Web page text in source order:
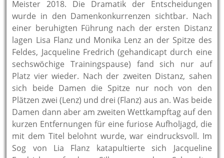
Meister 2018. Die Dramatik der Entscheidungen
wurde in den Damenkonkurrenzen sichtbar. Nach
einer beruhigten Führung nach der ersten Distanz
lagen Lisa Flanz und Monika Lenz an der Spitze des
Feldes, Jacqueline Fredrich (gehandicapt durch eine
sechswöchige Trainingspause) fand sich nur auf
Platz vier wieder. Nach der zweiten Distanz, sahen
sich beide Damen die Spitze nur noch von den
Plätzen zwei (Lenz) und drei (Flanz) aus an. Was beide
Damen dann aber am zweiten Wettkampftag auf den
kurzen Entfernungen für eine furiose Aufholjagd, die
mit dem Titel belohnt wurde, war eindrucksvoll. Im
Sog von Lia Flanz katapultierte sich Jacqueline